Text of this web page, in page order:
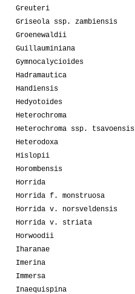
Greuteri
Griseola ssp. zambiensis
Groenewaldii
Guillauminiana
Gymnocalycioides
Hadramautica
Handiensis
Hedyotoides
Heterochroma
Heterochroma ssp. tsavoensis
Heterodoxa
Hislopii
Horombensis
Horrida
Horrida f. monstruosa
Horrida v. norsveldensis
Horrida v. striata
Horwoodii
Iharanae
Imerina
Immersa
Inaequispina